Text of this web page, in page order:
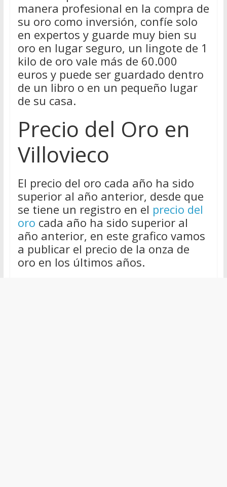
manera profesional en la compra de
su oro como inversión, confíe solo
en expertos y guarde muy bien su
oro en lugar seguro, un lingote de 1
kilo de oro vale más de 60.000
euros y puede ser guardado dentro
de un libro o en un pequeño lugar
de su casa.
Precio del Oro en
Villovieco
El precio del oro cada año ha sido
superior al año anterior, desde que
se tiene un registro en el precio del
oro cada año ha sido superior al
año anterior, en este grafico vamos
a publicar el precio de la onza de
oro en los últimos años.